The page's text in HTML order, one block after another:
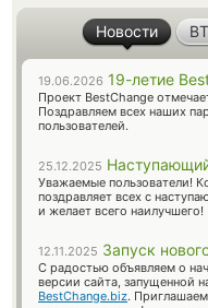
Новости
19.06.2026 19-летие
Проект BestChange
Поздравляем всех наших
пользователей.
25.12.2025
Уважаемые пользователи!
поздравляет всех с
и желает всего наилучшего!
12.11.2025 Запуск
С радостью объявляем о
версии сайта, запущенной
BestChange.biz.